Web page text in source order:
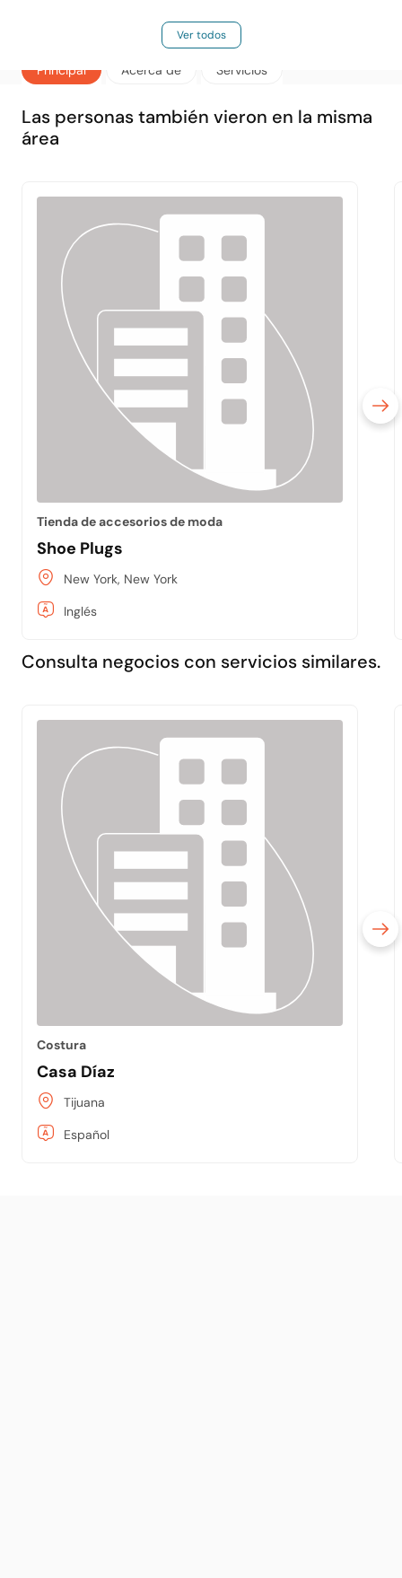
Principal Acerca de Servicios
Ver todos
Las personas también vieron en la misma
área
Tienda de accesorios de moda
Shoe Plugs
New York, New York
Inglés
Consulta negocios con servicios similares.
Costura
Casa Díaz
Tijuana
Español